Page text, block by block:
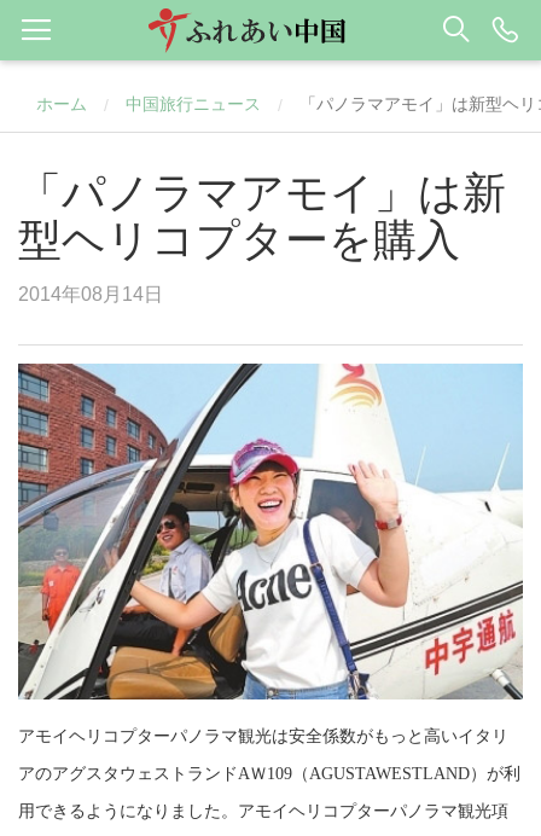
ホーム / 中国旅行ニュース / 「パノラマアモイ」は新型ヘ
「パノラマアモイ」は新
型ヘリコプターを購入
2014年08月14日
アモイヘリコプターパノラマ観光は安全係数がもっと高いイタリ
アのアグスタウェストランド AＷ109 （ AGUSTAWESTLAND）が利
用できるようになりました。アモイヘリコプターパノラマ観光項